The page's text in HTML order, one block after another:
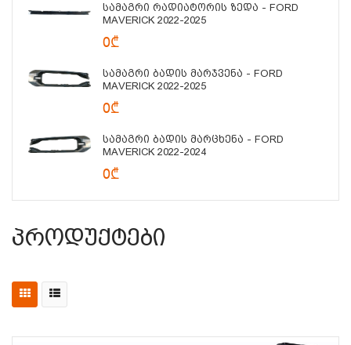
Სამაგრი Რადიატორის Ზედა - FORD
MAVERICK 2022-2025
0₾
Სამაგრი Ბადის Მარჯვენა - FORD
MAVERICK 2022-2025
0₾
Სამაგრი Ბადის Მარცხენა - FORD
MAVERICK 2022-2024
0₾
Პროდუქტები